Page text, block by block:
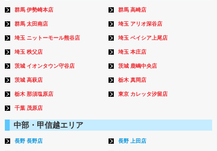
群馬 伊勢崎本店 群馬 高崎店
群馬 太田南店 埼玉 アリオ深谷店
埼玉 ニットーモール熊谷店 埼玉 ベイシア上尾店
埼玉 秩父店 埼玉 本庄店
茨城 イオンタウン守谷店 茨城 鹿嶋中央店
茨城 高萩店 栃木 真岡店
栃木 那須塩原店 東京 カレッタ汐留店
千葉 茂原店
中部・甲信越エリア
長野 長野店 長野 上田店